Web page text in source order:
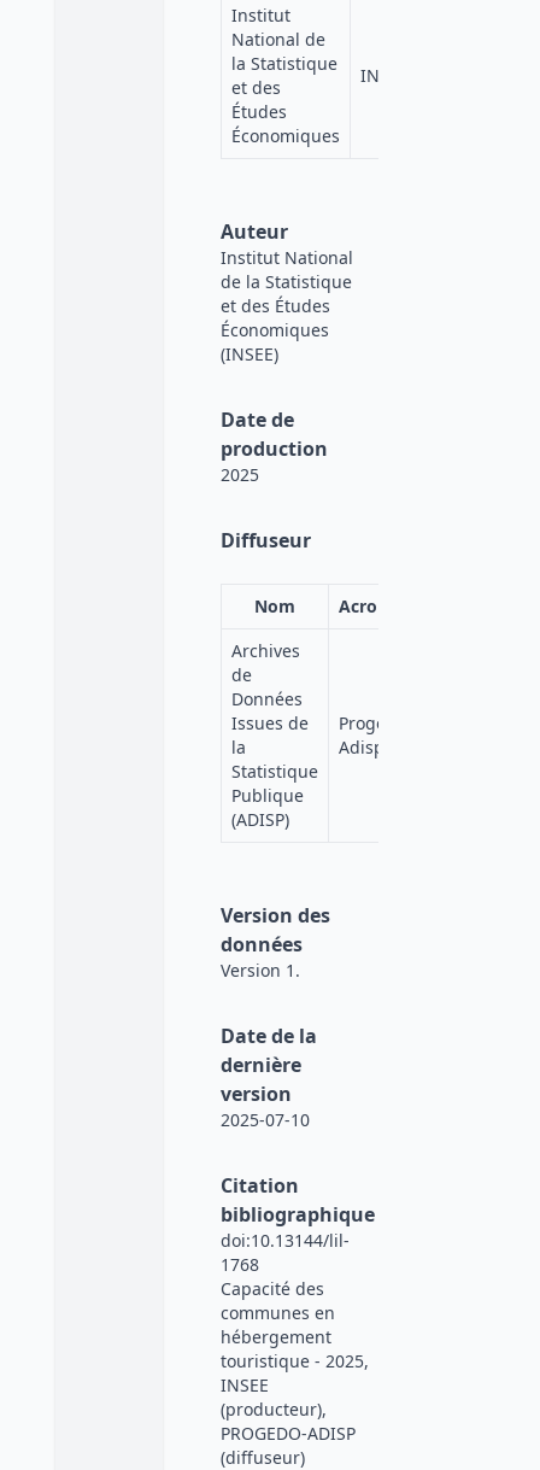
Institut
National de
la Statistique
et des
Études
Économiques
INSEE
Auteur
Institut National
de la Statistique
et des Études
Économiques
(INSEE)
Date de
production
2025
Diffuseur
Nom Acronyme
Archives
de
Données
Issues de
la
Statistique
Publique
(ADISP)
Progedo-
Adisp
Version des
données
Version 1.
Date de la
dernière
version
2025-07-10
Citation
bibliographique
doi:10.13144/lil-
1768
Capacité des
communes en
hébergement
touristique - 2025,
INSEE
(producteur),
PROGEDO-ADISP
(diffuseur)